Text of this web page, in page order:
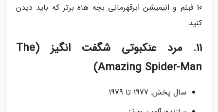
10 فیلم و انیمیشن ابرقهرمانی بچه هاه برتر که باید دیدن
کنید
11. مرد عنکبوتی شگفت انگیز (The
Amazing Spider-Man)
سال پخش: 1977 تا 1979